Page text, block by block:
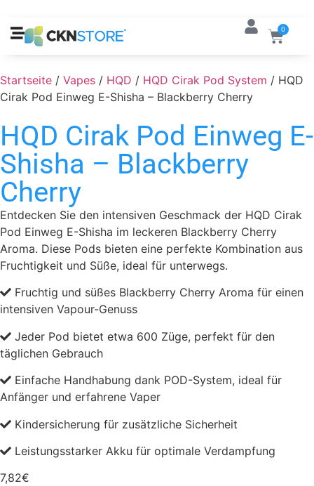
0
Startseite / Vapes / HQD / HQD Cirak Pod System / HQD
Cirak Pod Einweg E-Shisha – Blackberry Cherry
HQD Cirak Pod Einweg E-
Shisha – Blackberry
Cherry
Entdecken Sie den intensiven Geschmack der HQD Cirak
Pod Einweg E-Shisha im leckeren Blackberry Cherry
Aroma. Diese Pods bieten eine perfekte Kombination aus
Fruchtigkeit und Süße, ideal für unterwegs.
Fruchtig und süßes Blackberry Cherry Aroma für einen
intensiven Vapour-Genuss
Jeder Pod bietet etwa 600 Züge, perfekt für den
täglichen Gebrauch
Einfache Handhabung dank POD-System, ideal für
Anfänger und erfahrene Vaper
Kindersicherung für zusätzliche Sicherheit
Leistungsstarker Akku für optimale Verdampfung
7,82€